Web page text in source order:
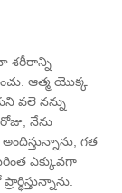
శరీరాన్ని
ఆత్మ యొక్క
వలె నన్ను
నేను
గత
ఎక్కువగా